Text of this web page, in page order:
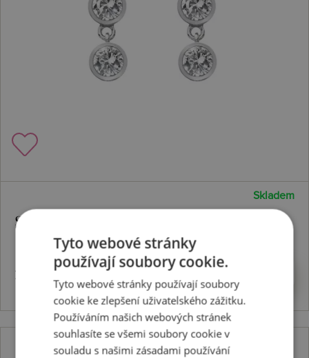
Skladem
Stříbrné náušnice Willow DE585
1966 Kč Koupit
Tyto webové stránky
používají soubory cookie.
Tyto webové stránky používají soubory
cookie ke zlepšení uživatelského zážitku.
Používáním našich webových stránek
souhlasíte se všemi soubory cookie v
souladu s našimi zásadami používání